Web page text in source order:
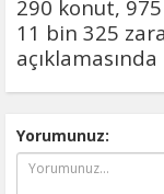
290 konut,
11 bin 325
Yorumunuz: